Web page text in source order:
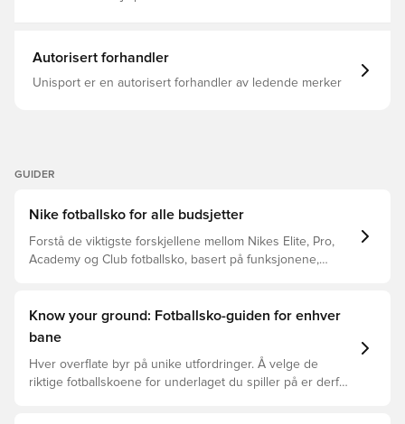
Autorisert forhandler
Unisport er en autorisert forhandler av ledende merker
GUIDER
Nike fotballsko for alle budsjetter
Forstå de viktigste forskjellene mellom Nikes Elite, Pro,
Academy og Club fotballsko, basert på funksjonene,
Know your ground: Fotballsko-guiden for enhver
bane
Hver overflate byr på unike utfordringer. Å velge de
riktige fotballskoene for underlaget du spiller på er derfor